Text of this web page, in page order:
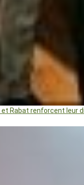
et Rabat renforcent leur